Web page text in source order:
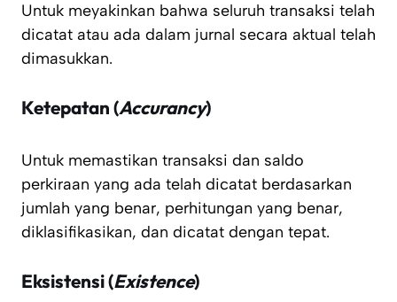
Untuk meyakinkan bahwa seluruh transaksi telah
dicatat atau ada dalam jurnal secara aktual telah
dimasukkan.
Ketepatan (Accurancy)
Untuk memastikan transaksi dan saldo
perkiraan yang ada telah dicatat berdasarkan
jumlah yang benar, perhitungan yang benar,
diklasifikasikan, dan dicatat dengan tepat.
Eksistensi (Existence)